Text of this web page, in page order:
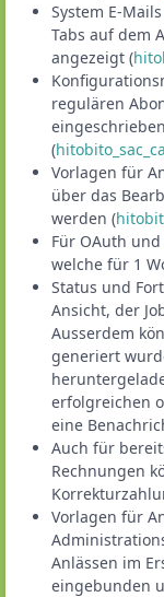
System E-
Tabs auf dem
angezeigt (
regulären
(
Vorlagen für
über das
werden (
Für OAuth
welche für 1
Status und
Ansicht, der
Ausserdem
generiert
erfolgreichen
eine
Auch für
Rechnungen
Vorlagen für
Anlässen im
eingebunden